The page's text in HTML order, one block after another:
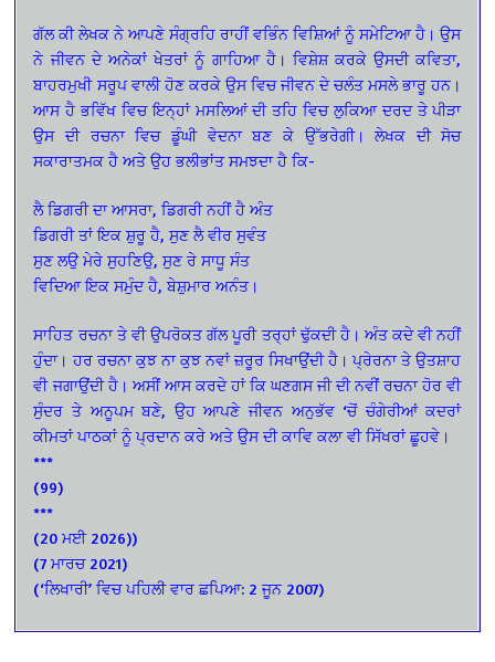
ਗੱਲ ਕੀ ਲੇਖਕ ਨੇ ਆਪਣੇ ਸੰਗ੍ਰਹਿ ਰਾਹੀਂ ਵਭਿੰਨ ਵਿਸ਼ਿਆਂ ਨੂੰ ਸਮੇਟਿਆ ਹੈ। ਉਸ
ਨੇ ਜੀਵਨ ਦੇ ਅਨੇਕਾਂ ਖੇਤਰਾਂ ਨੂੰ ਗਾਹਿਆ ਹੈ। ਵਿਸ਼ੇਸ਼ ਕਰਕੇ ਉਸਦੀ ਕਵਿਤਾ,
ਬਾਹਰਮੁਖੀ ਸਰੂਪ ਵਾਲੀ ਹੋਣ ਕਰਕੇ ਉਸ ਵਿਚ ਜੀਵਨ ਦੇ ਚਲੰਤ ਮਸਲੇ ਭਾਰੂ ਹਨ।
ਆਸ ਹੈ ਭਵਿੱਖ ਵਿਚ ਇਨ੍ਹਾਂ ਮਸਲਿਆਂ ਦੀ ਤਹਿ ਵਿਚ ਲੁਕਿਆ ਦਰਦ ਤੇ ਪੀੜਾ
ਉਸ ਦੀ ਰਚਨਾ ਵਿਚ ਡੂੰਘੀ ਵੇਦਨਾ ਬਣ ਕੇ ਉੱਭਰੇਗੀ। ਲੇਖਕ ਦੀ ਸੋਚ
ਸਕਾਰਾਤਮਕ ਹੈ ਅਤੇ ਉਹ ਭਲੀਭਾਂਤ ਸਮਝਦਾ ਹੈ ਕਿ-
ਲੈ ਡਿਗਰੀ ਦਾ ਆਸਰਾ, ਡਿਗਰੀ ਨਹੀਂ ਹੈ ਅੰਤ
ਡਿਗਰੀ ਤਾਂ ਇਕ ਸ਼ੁਰੂ ਹੈ, ਸੁਣ ਲੈ ਵੀਰ ਸੁਵੰਤ
ਸੁਣ ਲਉ ਮੇਰੇ ਸੁਹਣਿਉ, ਸੁਣ ਰੇ ਸਾਧੂ ਸੰਤ
ਵਿਦਿਆ ਇਕ ਸਮੁੰਦ ਹੈ, ਬੇਸ਼ੁਮਾਰ ਅਨੰਤ।
ਸਾਹਿਤ ਰਚਨਾ ਤੇ ਵੀ ਉਪਰੋਕਤ ਗੱਲ ਪੂਰੀ ਤਰ੍ਹਾਂ ਢੁੱਕਦੀ ਹੈ। ਅੰਤ ਕਦੇ ਵੀ ਨਹੀਂ
ਹੁੰਦਾ। ਹਰ ਰਚਨਾ ਕੁਝ ਨਾ ਕੁਝ ਨਵਾਂ ਜ਼ਰੂਰ ਸਿਖਾਉਂਦੀ ਹੈ। ਪ੍ਰੇਰਨਾ ਤੇ ਉਤਸ਼ਾਹ
ਵੀ ਜਗਾਉਂਦੀ ਹੈ। ਅਸੀਂ ਆਸ ਕਰਦੇ ਹਾਂ ਕਿ ਘਣਗਸ ਜੀ ਦੀ ਨਵੀਂ ਰਚਨਾ ਹੋਰ ਵੀ
ਸੁੰਦਰ ਤੇ ਅਨੂਪਮ ਬਣੇ, ਉਹ ਆਪਣੇ ਜੀਵਨ ਅਨੁਭੱਵ ‘ਚੋਂ ਚੰਗੇਰੀਆਂ ਕਦਰਾਂ
ਕੀਮਤਾਂ ਪਾਠਕਾਂ ਨੂੰ ਪ੍ਰਦਾਨ ਕਰੇ ਅਤੇ ਉਸ ਦੀ ਕਾਵਿ ਕਲਾ ਵੀ ਸਿੱਖਰਾਂ ਛੂਹਵੇ।
***
(99)
***
(20 ਮਈ 2026))
(7 ਮਾਰਚ 2021)
(‘ਲਿਖਾਰੀ’ ਵਿਚ ਪਹਿਲੀ ਵਾਰ ਛਪਿਆ: 2 ਜੂਨ 2007)